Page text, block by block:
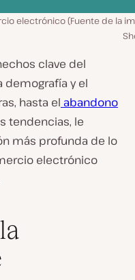
electrónico (Fuente de la
clave del
y el
hasta el abandono
tendencias, le
más profunda de lo
electrónico